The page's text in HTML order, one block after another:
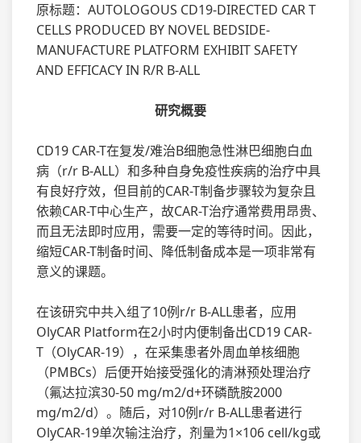
原标题：AUTOLOGOUS CD19-DIRECTED CAR T
CELLS PRODUCED BY NOVEL BEDSIDE-
MANUFACTURE PLATFORM EXHIBIT SAFETY
AND EFFICACY IN R/R B-ALL
研究概要
CD19 CAR-T在复发/难治B细胞急性淋巴细胞白血
病（r/r B-ALL）和多种自身免疫性疾病的治疗中具
有良好疗效，但目前的CAR-T制备步骤较为复杂且
依赖CAR-T中心生产，故CAR-T治疗通常费用昂贵、
而且无法即时应用，需要一定的等待时间。因此，
缩短CAR-T制备时间、降低制备成本是一项非常有
意义的课题。
在该研究中共入组了10例r/r B-ALL患者，应用
OlyCAR Platform在2小时内便制备出CD19 CAR-
T（OlyCAR-19），在采集患者外周血单核细胞
（PMBCs）后便开始接受强化的清淋预处理治疗
（氟达拉滨30-50 mg/m2/d+环磷酰胺2000
mg/m2/d）。随后，对10例r/r B-ALL患者进行
OlyCAR-19单次输注治疗，剂量为1×106 cell/kg或